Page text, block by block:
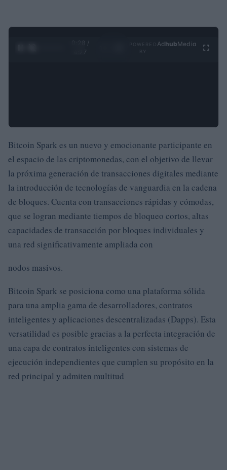
0:29 /
4:27
Ad hubMedia
Bitcoin Spark es un nuevo y emocionante participante en
el espacio de las criptomonedas, con el objetivo de llevar
la próxima generación de transacciones digitales mediante
la introducción de tecnologías de vanguardia en la cadena
de bloques. Cuenta con transacciones rápidas y cómodas,
que se logran mediante tiempos de bloqueo cortos, altas
capacidades de transacción por bloques individuales y
una red significativamente ampliada con
nodos masivos.
Bitcoin Spark se posiciona como una plataforma sólida
para una amplia gama de desarrolladores, contratos
inteligentes y aplicaciones descentralizadas (Dapps). Esta
versatilidad es posible gracias a la perfecta integración de
una capa de contratos inteligentes con sistemas de
ejecución independientes que cumplen su propósito en la
red principal y admiten multitud